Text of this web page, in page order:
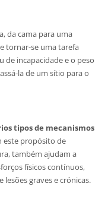
da cama para uma
tornar-se uma tarefa
de incapacidade e o peso
la de um sítio para o
tipos de mecanismos
este propósito de
também ajudam a
físicos contínuos,
lesões graves e crónicas.